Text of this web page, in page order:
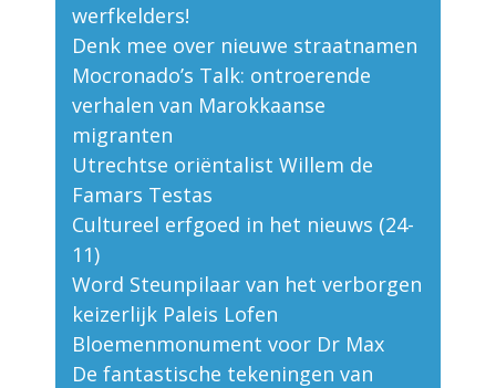
werfkelders!
Denk mee over nieuwe straatnamen
Mocronado’s Talk: ontroerende
verhalen van Marokkaanse
migranten
Utrechtse oriëntalist Willem de
Famars Testas
Cultureel erfgoed in het nieuws (24-
11)
Word Steunpilaar van het verborgen
keizerlijk Paleis Lofen
Bloemenmonument voor Dr Max
De fantastische tekeningen van